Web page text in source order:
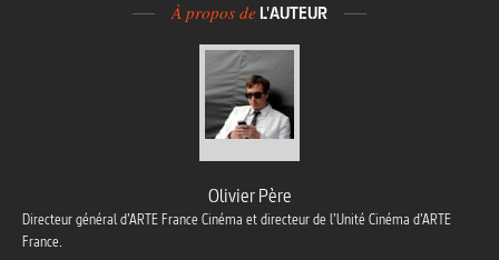
À propos de L'AUTEUR
Olivier Père
Directeur général d’ARTE France Cinéma et directeur de l’Unité Cinéma d’ARTE
France.